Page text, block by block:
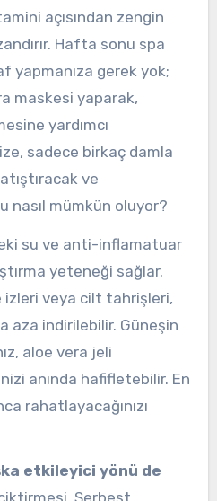
açısından zengin
Hafta sonu spa
yapmanıza gerek yok;
maskesi yaparak,
yardımcı
sadece birkaç damla
ve
nasıl mümkün oluyor?
su ve anti-inflamatuar
yeteneği sağlar.
izleri veya cilt tahrişleri,
aza indirilebilir. Güneşin
aloe vera jeli
anında hafifletebilir. En
rahatlayacağınızı
etkileyici yönü de